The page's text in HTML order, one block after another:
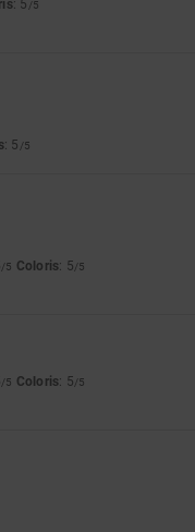
: 5 /5
: 5 /5
/5 Coloris: 5/5
/5 Coloris: 5/5